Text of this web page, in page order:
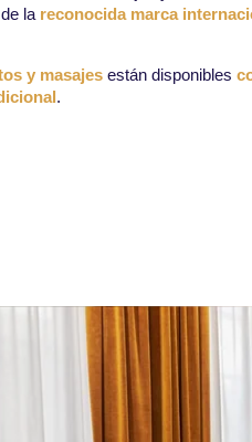
la reconocida marca
y masajesestán disponibles
.